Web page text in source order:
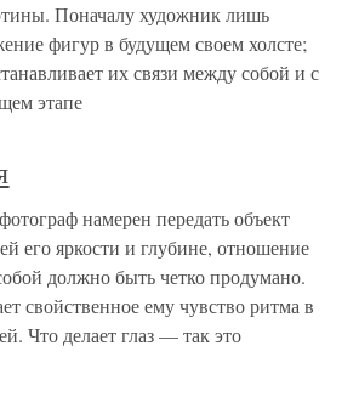
Поначалу художник лишь
фигур в будущем своем холсте;
их связи между собой и с
этапе
намерен передать объект
его яркости и глубине, отношение
должно быть четко продумано.
свойственное ему чувство ритма в
Что делает глаз — так это